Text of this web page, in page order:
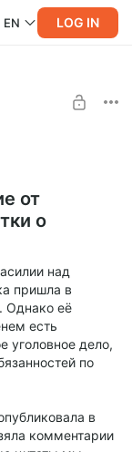
EN LOG IN
от
о
над
пришла в
Однако её
есть
уголовное дело,
по
в
комментарии